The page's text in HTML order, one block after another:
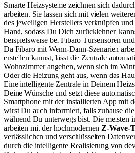
Smarte Heizsysteme zeichnen sich
arbeiten. Sie lassen sich mit vielen
des jeweiligen Herstellers verknüpfen
Hand, sodass Du Dich zurücklehnen
beispielsweise bei Fibaro Türsensoren und
Da Fibaro mit Wenn-Dann-Szenarien
erstellen kannst, lässt die Zentrale
Wohnzimmer angehen, wenn sich im
Oder die Heizung geht aus, wenn das
Eine intelligente Zentrale in Deinem
Deine Wünsche und setzt diese
Smartphone mit der installierten App mit
wirst Du auch informiert, falls zuhause
während Du unterwegs bist. Die meisten
arbeiten mit der hochmodernen Z-Wave-
verlässlichen und verschlüsselten
durch die intelligente Realisierung von